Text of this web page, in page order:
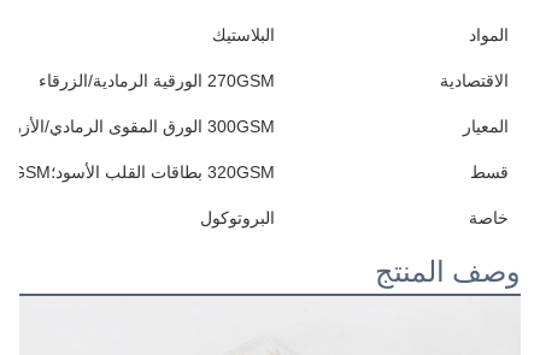
المواد البلاستيك
الاقتصادية 270GSM الورقية الرمادية/الزرقاء
المعيار 300GSM الورق المقوى الرمادي/الأزرق
قسط 320GSM بطاقات القلب الأسود؛310/330GSM بطاقات القلب الأسود
خاصة البروتوكول
وصف المنتج